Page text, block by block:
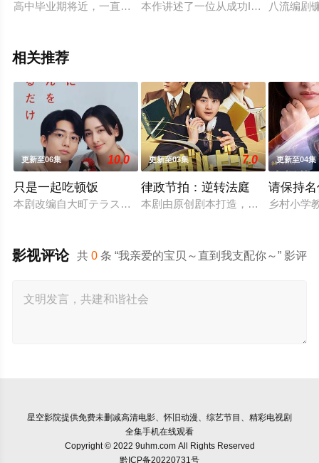
高中毕业期将近，一直以来都在半工半读以筹得学费的大河内
本作讲述了一位从成功IT社长转生为
八流编剧
相关推荐
更新至06集 10.0
只是一起吃顿饭
本剧改编自大町テラス同名漫画，描绘了过着不满足日常生活
更新至03集 7.0
律政节拍：逆转法庭
本剧由原创剧本打造，是一部法律剧
更新至04集
请保持
乡村小学
共0 条 “我亲爱的宝贝～直到我支配你～” 影评
影视评论
星空影院提供免费未删减高清电影、怀旧动漫、综艺节目、精彩电视剧
全集手机在线观看
Copyright © 2022 9uhm.com All Rights Reserved
黔ICP备20220731号